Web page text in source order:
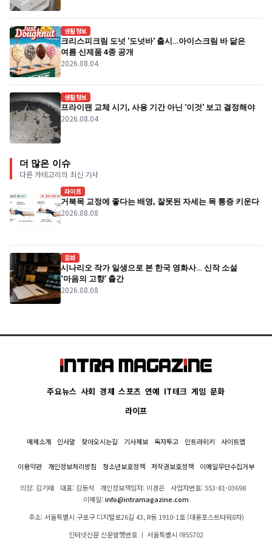
생활정보
크리스피크림 도넛 '도넛바' 출시…아이스크림 바 닮은
여름 신제품 4종 공개
2026.08.04
생활정보
프라이팬 교체 시기, 사용 기간 아닌 '이것' 보고 결정해야
2026.08.04
더 많은 이슈
다른 카테고리의 최신 기사
라이프
거북목 교정에 좋다는 배영, 잘못된 자세는 목 통증 키운다
2026.08.08
문화
시나리오 작가 일생으로 본 한국 영화사… 신작 소설
‘마음의 고향’ 출간
2026.08.08
주요뉴스 사회 경제 스포츠 연예 IT테크 게임 문화
라이프
매체소개 인사말 찾아오시는길 기사제보 독자투고 인트라위키 사이트맵
이용약관 개인정보처리방침 청소년보호정책 저작권보호정책 이메일무단수집거부
의장: 김기태 대표: 김동석 개인정보책임자: 이경은
사업자번호: 553-81-03698
이메일:info@intramagazine.com
주소: 서울특별시 구로구 디지털로26길 43, R동 1910-1호 (대륭포스트타워8차)
인터넷신문 신문발행번호 ㅣ 서울특별시 아55702